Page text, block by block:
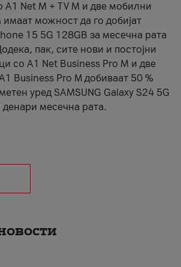
А1 Net M + TV M и две мобилни
можност да го добијат
15 5G 128GB за месечна рата
пак, сите нови и постојни
со А1 Net Business Pro M и две
Business Pro М добиваат 50 %
уред SAMSUNG Galaxy S24 5G
месечна рата.